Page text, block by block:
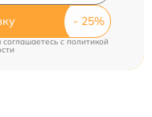
c политикой